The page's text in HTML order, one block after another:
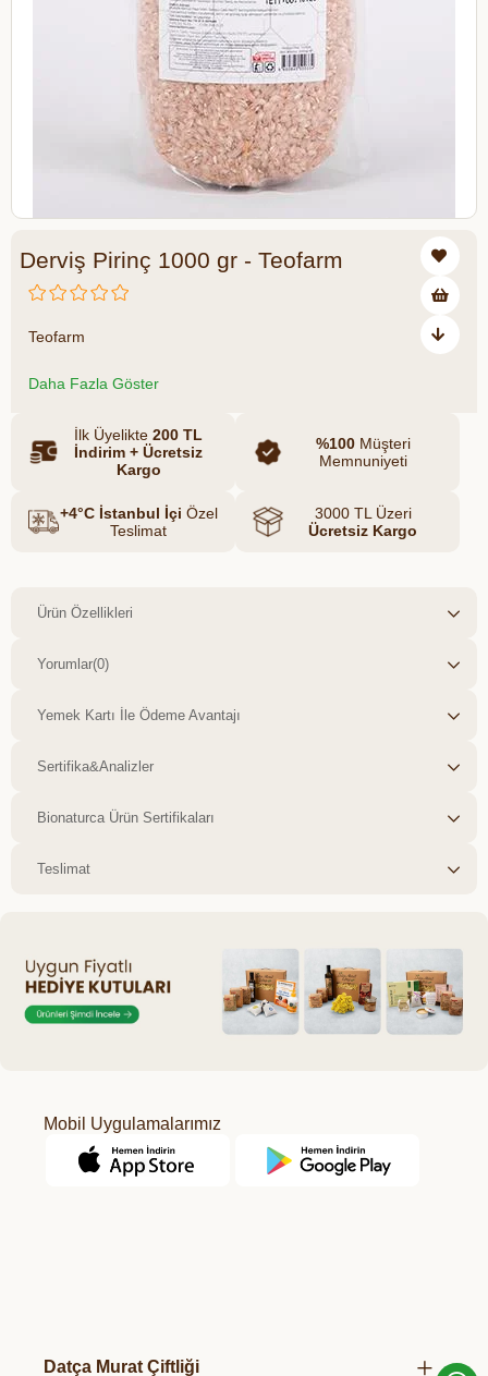
Derviş Pirinç 1000 gr - Teofarm
Teofarm
Daha Fazla Göster
İlk Üyelikte 200 TL
İndirim + Ücretsiz
Kargo
%100Müşteri
Memnuniyeti
+4°C İstanbul İçi Özel
Teslimat
3000 TL Üzeri
Ücretsiz Kargo
Ürün Özellikleri
Yorumlar(0)
Yemek Kartı İle Ödeme Avantajı
Sertifika&Analizler
Bionaturca Ürün Sertifikaları
Teslimat
Mobil Uygulamalarımız
Datça Murat Çiftliği